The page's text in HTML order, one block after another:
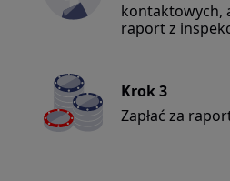
kontaktowych,
raport z
Krok 3
Zapłać za